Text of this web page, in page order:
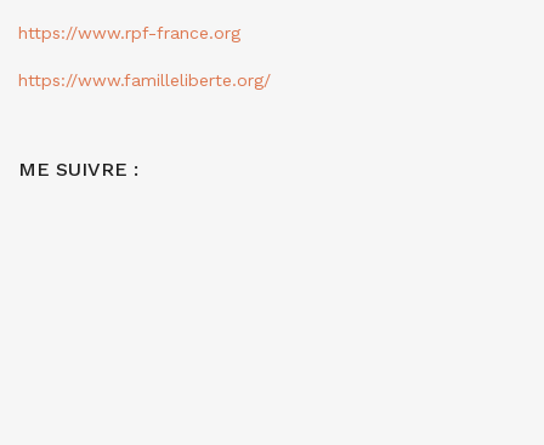
https://www.rpf-france.org
https://www.familleliberte.org/
ME SUIVRE :